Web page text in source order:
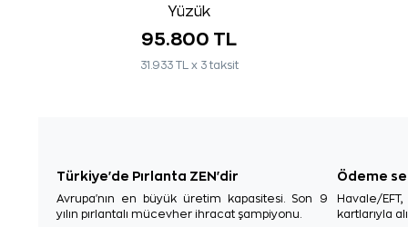
Yüzük
95.800 TL
31.933 TL x 3 taksit
Türkiye'de Pırlanta ZEN'dir
Avrupa'nın en büyük üretim kapasitesi. Son 9
yılın pırlantalı mücevher ihracat şampiyonu.
Ödeme
Havale/
kartlarıyla